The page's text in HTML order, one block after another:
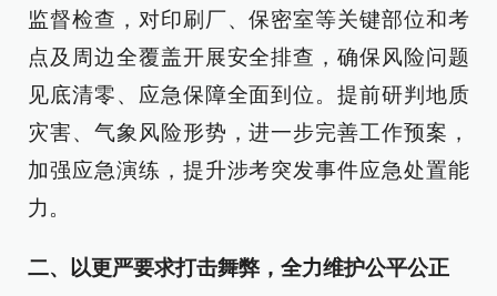
监督检查，对印刷厂、保密室等关键部位和考
点及周边全覆盖开展安全排查，确保风险问题
见底清零、应急保障全面到位。提前研判地质
灾害、气象风险形势，进一步完善工作预案，
加强应急演练，提升涉考突发事件应急处置能
力。
二、以更严要求打击舞弊，全力维护公平公正